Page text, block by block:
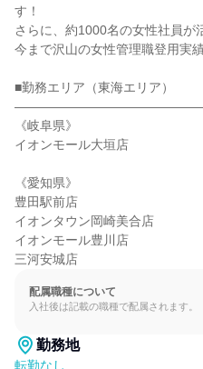
す！
さらに、約1000名の女性社員が
今まで沢山の女性管理職登用実
■勤務エリア（東海エリア）
《岐阜県》
イオンモール大垣店
《愛知県》
豊田駅前店
イオンタウン岡崎美合店
イオンモール豊川店
三河安城店
配属職種について
入社後は記載の職種で配属されます。
勤務地
転勤なし